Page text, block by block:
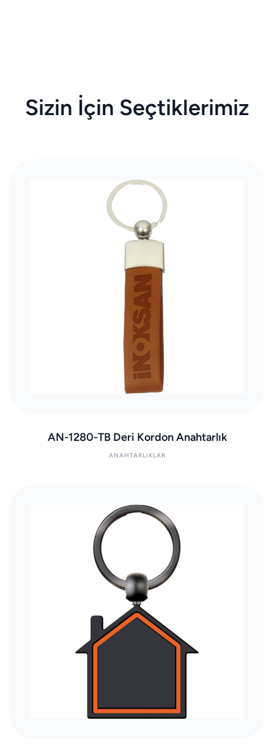
Sizin İçin Seçtiklerimiz
AN-1280-TB Deri Kordon Anahtarlık
ANAHTARLIKLAR